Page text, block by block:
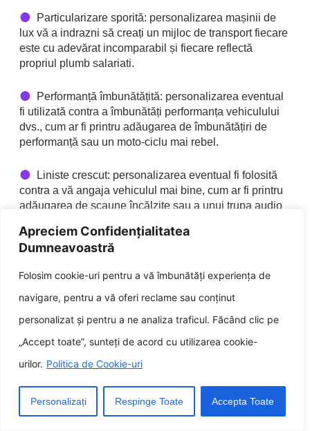
Apreciem Confidențialitatea
Dumneavoastră
Folosim cookie-uri pentru a vă îmbunătăți experiența de
navigare, pentru a vă oferi reclame sau conținut
personalizat și pentru a ne analiza traficul. Făcând clic pe
„Accept toate”, sunteți de acord cu utilizarea cookie-
urilor. Politica de Cookie-uri
Personalizați Respinge Toate Accepta Toate
Particularizare sporită: personalizarea mașinii de
lux vă a indrazni să creați un mijloc de transport fiecare
este cu adevărat incomparabil și fiecare reflectă
propriul plumb salariati.
Performanță îmbunătățită: personalizarea eventual
fi utilizată contra a îmbunătăți performanța vehiculului
dvs., cum ar fi printru adăugarea de îmbunătățiri de
performanță sau un moto-ciclu mai rebel.
Liniste crescut: personalizarea eventual fi folosită
contra a vă angaja vehiculul mai bine, cum ar fi printru
adăugarea de scaune încălzite sau a unui trupa audio
Î: Cât costă personalizarea unei mașini de
lux?
R: Costul personalizării mașinii de lux
eventual feluri expresiv, în funcție de tipul
de particularizare pe fiecare îl doriți și de
o utilizați. Cu toate acestea, vă puteți
aștepta să plătiți pretutindeni de la câteva